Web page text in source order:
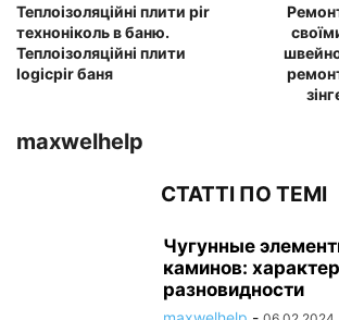
Теплоізоляційні плити pir
техноніколь в баню.
Теплоізоляційні плити
logicpir баня
maxwelhelp
СТАТТІ ПО ТЕМІ
Чугунные
каминов:
разновидности